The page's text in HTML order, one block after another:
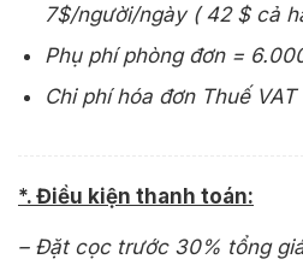
7$/người/ngày ( 42 $ cả
Phụ phí phòng đơn =
Chi phí hóa đơn Thuế VAT
*. Điều kiện thanh toán:
– Đặt cọc trước 30% tổng